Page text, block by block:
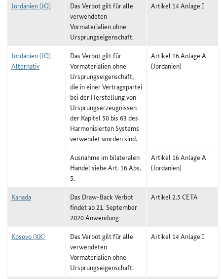
Jordanien (JO)
Das Verbot gilt für alle
verwendeten
Vormaterialien ohne
Ursprungseigenschaft.
Artikel 14 Anlage I
Jordanien (JO)
Alternativ
Das Verbot gilt für
Vormaterialien ohne
Ursprungseigenschaft,
die in einer Vertragspartei
bei der Herstellung von
Ursprungserzeugnissen
der Kapitel 50 bis 63 des
Harmonisierten Systems
verwendet worden sind.
Artikel 16 Anlage A
(Jordanien)
Ausnahme im bilateralen
Handel siehe Art. 16 Abs.
5.
Artikel 16 Anlage A
(Jordanien)
Kanada
Das Draw-Back Verbot
findet ab 21. September
2020 Anwendung
Artikel 2.5 CETA
Kosovo (XK)
Das Verbot gilt für alle
verwendeten
Vormaterialien ohne
Ursprungseigenschaft.
Artikel 14 Anlage I